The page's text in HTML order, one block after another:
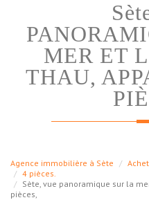
MER ET
THAU,
Agence immobilière à Sète
4 pièces.
Sète, vue panoramique sur la
pièces,